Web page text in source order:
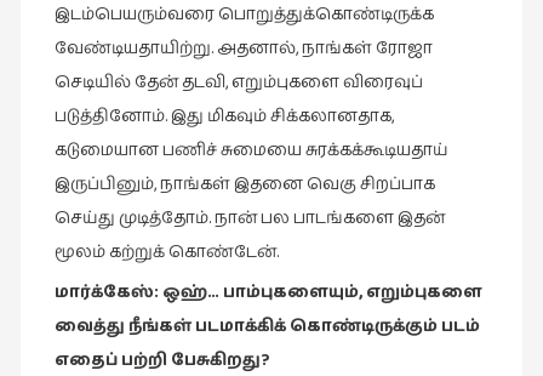
இடம்பெயரும்வரை பொறுத்துக்கொண்டிருக்க
வேண்டியதாயிற்று. அதனால், நாங்கள் ரோஜா
செடியில் தேன் தடவி, எறும்புகளை விரைவுப்
படுத்தினோம். இது மிகவும் சிக்கலானதாக,
கடுமையான பணிச் சுமையை சுரக்கக்கூடியதாய்
இருப்பினும், நாங்கள் இதனை வெகு சிறப்பாக
செய்து முடித்தோம். நான் பல பாடங்களை இதன்
மூலம் கற்றுக் கொண்டேன்.
மார்க்கேஸ்: ஒஹ்… பாம்புகளையும்,எறும்புகளை
வைத்து நீங்கள்படமாக்கிக்கொண்டிருக்கும்படம்
எதைப்பற்றி பேசுகிறது?